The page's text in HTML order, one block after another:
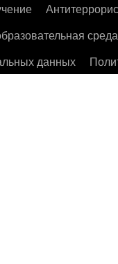
среда
данных